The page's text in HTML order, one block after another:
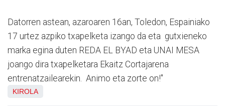
Datorren astean, azaroaren 16an, Toledon, Espainiako
17 urtez azpiko txapelketa izango da eta gutxieneko
marka egina duten REDA EL BYAD eta UNAI MESA
joango dira txapelketara Ekaitz Cortajarena
entrenatzailearekin. Animo eta zorte on!"
KIROLA